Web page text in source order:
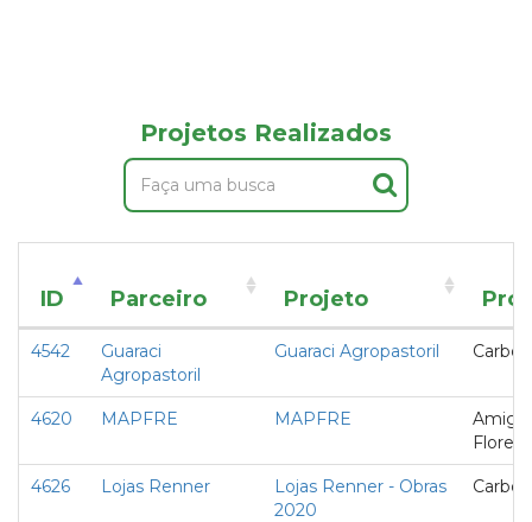
Projetos Realizados
ID Parceiro Projeto
4542
Guaraci
Agropastoril
Guaraci Agropastoril
4620 MAPFRE MAPFRE
Amigo
4626 Lojas Renner
Lojas Renner - Obras
2020